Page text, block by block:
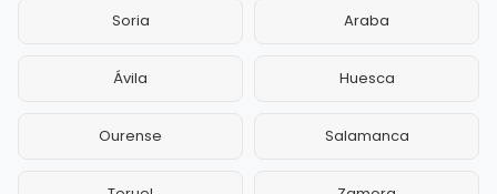
Soria Araba
Ávila Huesca
Ourense Salamanca